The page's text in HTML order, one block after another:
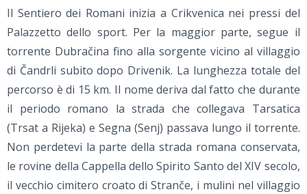
Il Sentiero dei Romani inizia a Crikvenica nei pressi del
Palazzetto dello sport. Per la maggior parte, segue il
torrente Dubračina fino alla sorgente vicino al villaggio
di Čandrli subito dopo Drivenik. La lunghezza totale del
percorso è di 15 km. Il nome deriva dal fatto che durante
il periodo romano la strada che collegava Tarsatica
(Trsat a Rijeka) e Segna (Senj) passava lungo il torrente.
Non perdetevi la parte della strada romana conservata,
le rovine della Cappella dello Spirito Santo del XIV secolo,
il vecchio cimitero croato di Stranče, i mulini nel villaggio